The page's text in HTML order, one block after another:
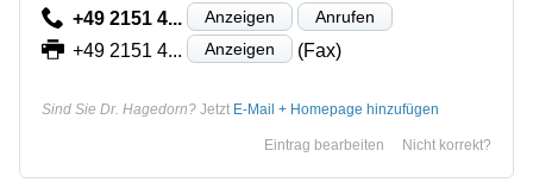
+49 2151 4... Anzeigen Anrufen
+49 2151 4... Anzeigen (Fax)
Sind Sie Dr. Hagedorn? Jetzt E-Mail + Homepage hinzufügen
Nicht korrekt?
Eintrag bearbeiten